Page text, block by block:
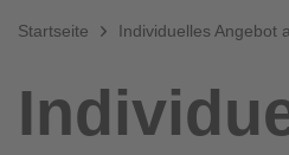
Startseite Individuelles Angebot